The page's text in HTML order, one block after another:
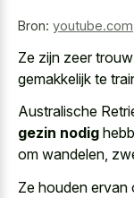
Bron: youtube.com
Ze zijn zeer
gemakkelijk te
Australische
gezin nodig
om wandelen,
Ze houden ervan